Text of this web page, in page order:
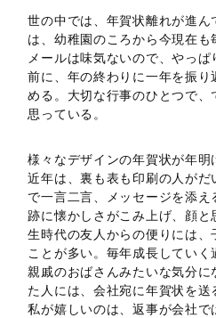
世の中では、年賀状離れが進ん
は、幼稚園のころから今現在も
メールは味気ないので、やっ
前に、年の終わりに一年を振り
める。大切な行事のひとつで、
思っている。
様々なデザインの年賀状が年明
近年は、裏も表も印刷の人がだ
で一言二言、メッセージを添
跡に懐かしさがこみ上げ、顔
生時代の友人からの便りには、
ことが多い。毎年成長していく
親戚のおばさんみたいな気分に
た人には、会社宛に年賀状を送
私が嬉しいのは、返事が会社